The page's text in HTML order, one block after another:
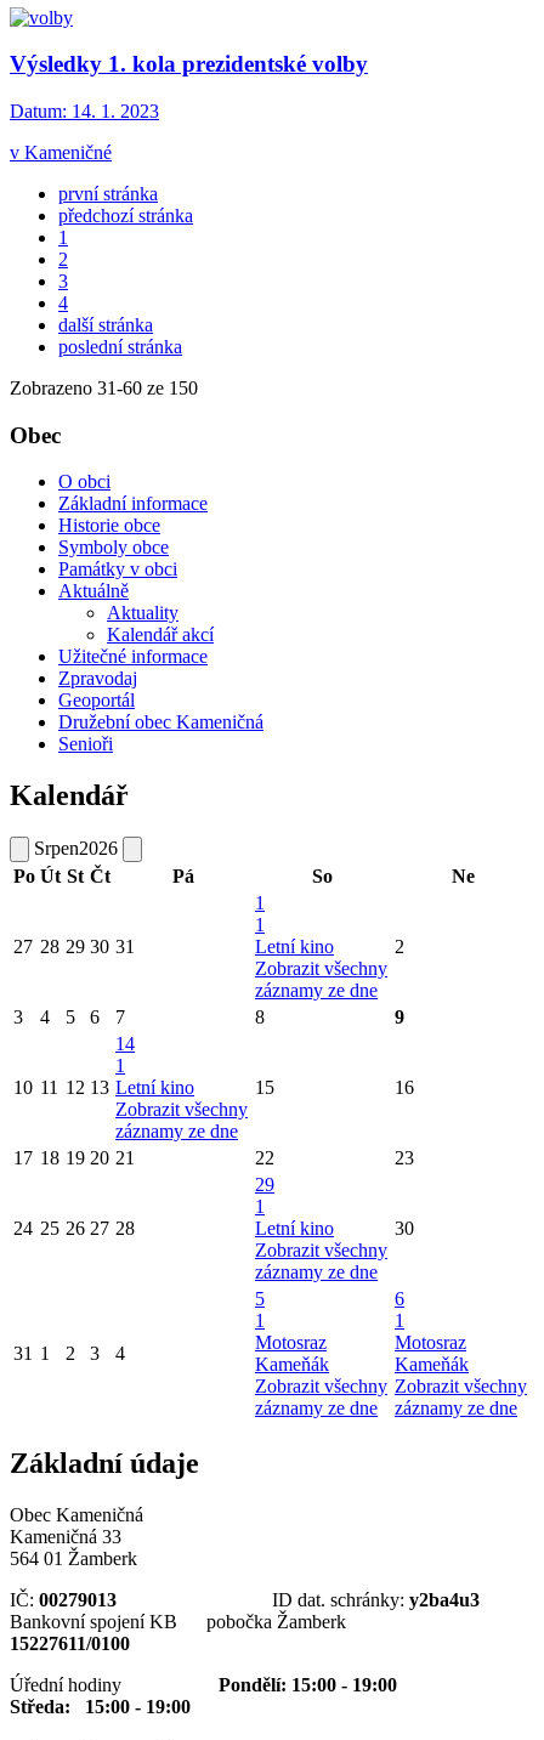
Výsledky 1. kola prezidentské volby
Datum: 14. 1. 2023
v Kameničné
první stránka
předchozí stránka
1
2
3
4
další stránka
poslední stránka
Zobrazeno 31-60 ze 150
Obec
O obci
Základní informace
Historie obce
Symboly obce
Památky v obci
Aktuálně
Aktuality
Kalendář akcí
Užitečné informace
Zpravodaj
Geoportál
Družební obec Kameničná
Senioři
Kalendář
Srpen2026
Po Út St Čt Pá So Ne
27 28 29 30 31
1
1
Letní kino
Zobrazit všechny
záznamy ze dne
2
3 4 5 6 7 8 9
10 11 12 13
14
1
Letní kino
Zobrazit všechny
záznamy ze dne
15 16
17 18 19 20 21 22 23
24 25 26 27 28
29
1
Letní kino
Zobrazit všechny
záznamy ze dne
30
31 1 2 3 4
5
1
Motosraz
Kameňák
Zobrazit všechny
záznamy ze dne
6
1
Motosraz
Kameňák
Zobrazit všechny
záznamy ze dne
Základní údaje
Obec Kameničná
Kameničná 33
564 01 Žamberk
IČ: 00279013 ID dat. schránky: y2ba4u3
Bankovní spojení KB pobočka Žamberk
15227611/0100
Úřední hodiny
Pondělí: 15:00 - 19:00
Středa: 15:00 - 19:00